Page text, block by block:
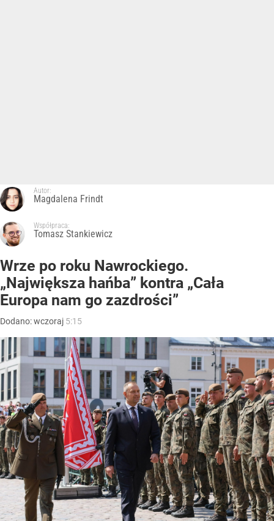
Autor:
Magdalena Frindt
Współpraca:
Tomasz Stankiewicz
Wrze po roku Nawrockiego.
„Największa hańba” kontra „Cała
Europa nam go zazdrości”
Dodano:wczoraj 5:15